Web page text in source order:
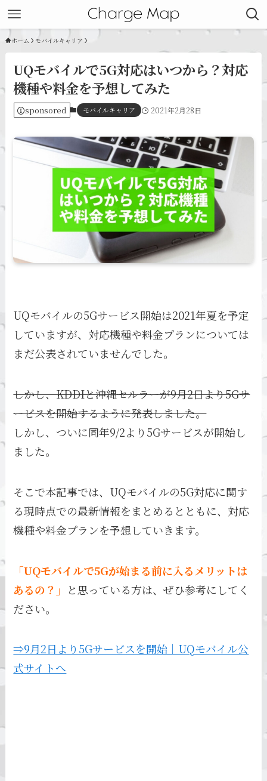
ホーム モバイルキャリア
UQモバイルで5G対応はいつから？対応
機種や料金を予想してみた
sponsored モバイルキャリア 2021年2月28日
UQモバイルの5Gサービス開始は2021年夏を予定
していますが、対応機種や料金プランについては
まだ公表されていませんでした。
しかし、KDDIと沖縄セルラーが9月2日より5Gサ
ービスを開始するように発表しました。
しかし、ついに同年9/2より5Gサービスが開始し
ました。
そこで本記事では、UQモバイルの5G対応に関す
る現時点での最新情報をまとめるとともに、対応
機種や料金プランを予想していきます。
「UQモバイルで5Gが始まる前に入るメリットは
あるの？」
と思っている方は、ぜひ参考にしてく
ださい。
⇒9月2日より5Gサービスを開始｜UQモバイル公
式サイトへ